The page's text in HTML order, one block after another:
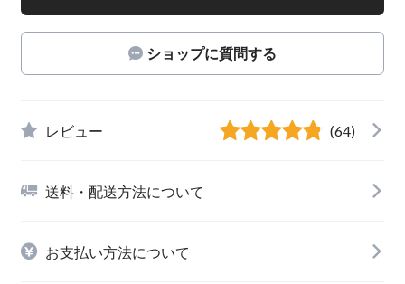
ショップに質問する
レビュー (64)
送料・配送方法について
お支払い方法について